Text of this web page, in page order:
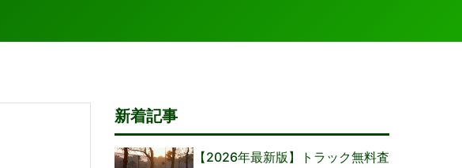
新着記事
【2026年最新版】トラック無料査